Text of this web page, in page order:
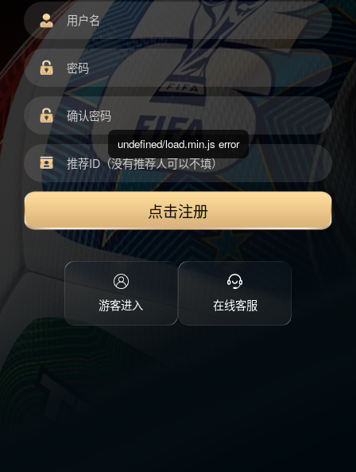
点击注册
游客进入 在线客服
undefined/load.min.js error